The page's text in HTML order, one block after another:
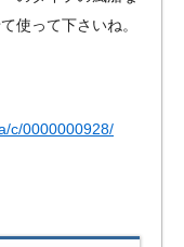
使って下さいね。
c/0000000928/